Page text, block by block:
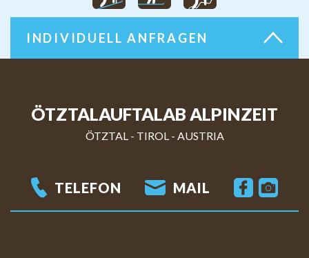
INDIVIDUELL ANFRAGEN
ÖTZTALAUFTALAB ALPINZEIT
ÖTZTAL - TIROL - AUSTRIA
TELEFON MAIL